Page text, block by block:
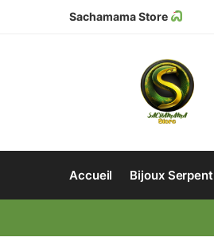
Sachamama Store
Accueil Bijoux Serpent